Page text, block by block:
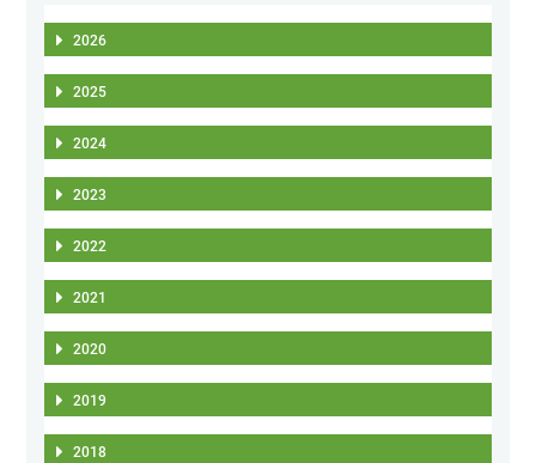
2026
2025
2024
2023
2022
2021
2020
2019
2018